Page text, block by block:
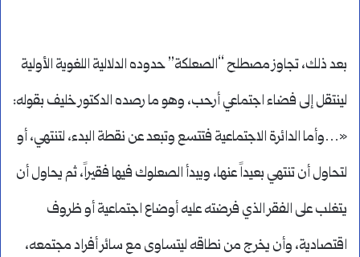
بعد ذلك، تجاوز مصطلح “الصعلكة” حدوده الدلالية اللغوية الأولية
لينتقل إلى فضاء اجتماعي أرحب، وهو ما رصده الدكتور خليف بقوله:
«…وأما الدائرة الاجتماعية فتتسع وتبعد عن نقطة البدء، لتنتهي، أو
لتحاول أن تنتهي بعيداً عنها، ويبدأ الصعلوك فيها فقيراً، ثم يحاول أن
يتغلب على الفقر الذي فرضته عليه أوضاع اجتماعية أو ظروف
اقتصادية، وأن يخرج من نطاقه ليتساوى مع سائر أفراد مجتمعه،